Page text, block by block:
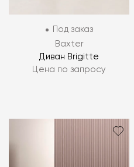
Под заказ
Baxter
Диван Brigitte
Цена по запросу